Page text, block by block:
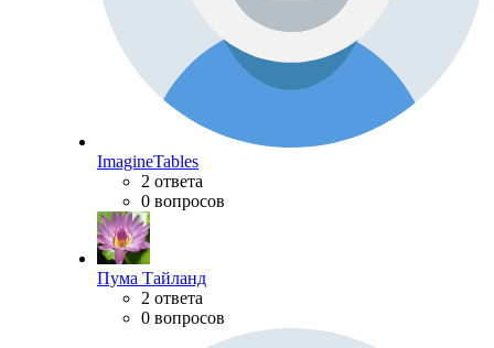
ImagineTables
2 ответа
0 вопросов
Пума Тайланд
2 ответа
0 вопросов